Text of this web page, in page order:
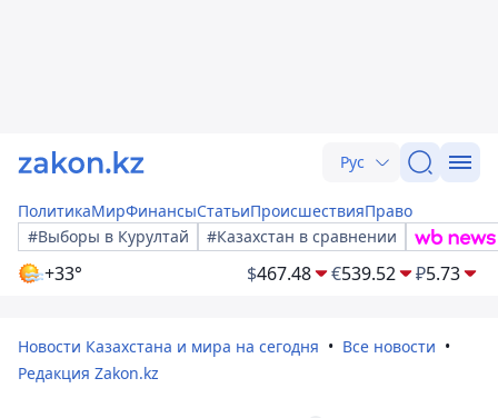
Рус
ПолитикаМирФинансыСтатьиПроисшествияПраво
#Выборы в Курултай
#Казахстан в сравнении
+33° $467.48 €539.52 ₽5.73
Новости Казахстана и мира на сегодня
Все новости
Редакция Zakon.kz